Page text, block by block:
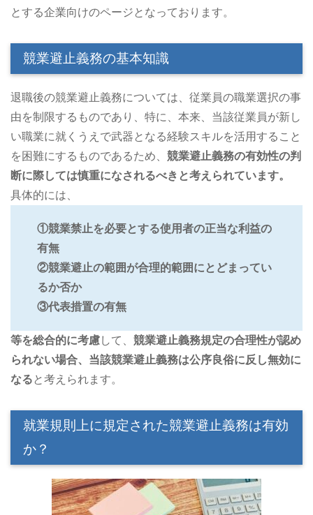
とする企業向けのページとなっております。
競業避止義務の基本知識
退職後の競業避止義務については、従業員の職業選択の事
由を制限するものであり、特に、本来、当該従業員が新し
い職業に就くうえで武器となる経験スキルを活用すること
を困難にするものであるため、 競業避止義務の有効性の判
断に際しては慎重になされるべきと考えられています。
具体的には、
①競業禁止を必要とする使用者の正当な利益の
有無
②競業避止の範囲が合理的範囲にとどまってい
るか否か
③代表措置の有無
等を総合的に考慮して、 競業避止義務規定の合理性が認め
られない場合、当該競業避止義務は公序良俗に反し無効に
なる と考えられます。
就業規則上に規定された競業避止義務は有効
か？